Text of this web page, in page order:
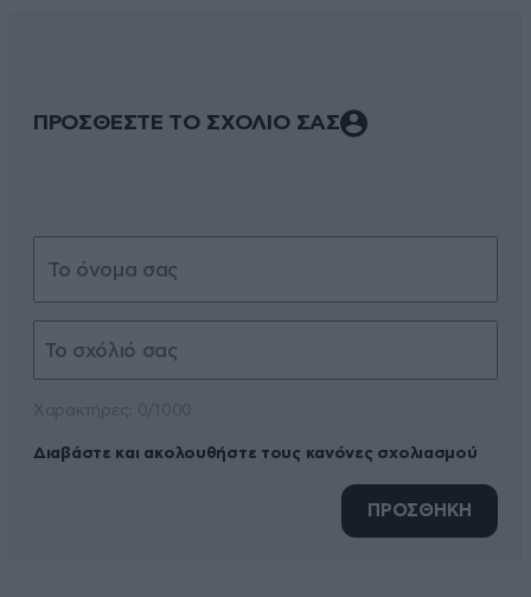
ΠΡΟΣΘΕΣΤΕ ΤΟ ΣΧΟΛΙΟ ΣΑΣ
Διαβάστε και ακολουθήστε τους κανόνες σχολιασμού
ΠΡΟΣΘΗΚΗ